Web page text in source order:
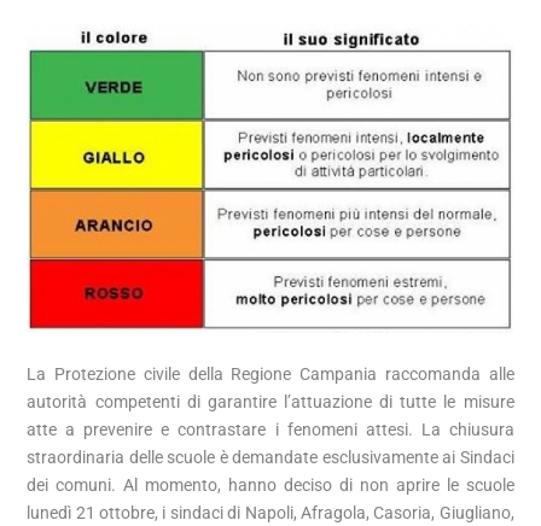
La Protezione civile della Regione Campania raccomanda alle
autorità competenti di garantire l’attuazione di tutte le misure
atte a prevenire e contrastare i fenomeni attesi. La chiusura
straordinaria delle scuole è demandate esclusivamente ai Sindaci
dei comuni. Al momento, hanno deciso di non aprire le scuole
lunedì 21 ottobre, i sindaci di Napoli, Afragola, Casoria, Giugliano,